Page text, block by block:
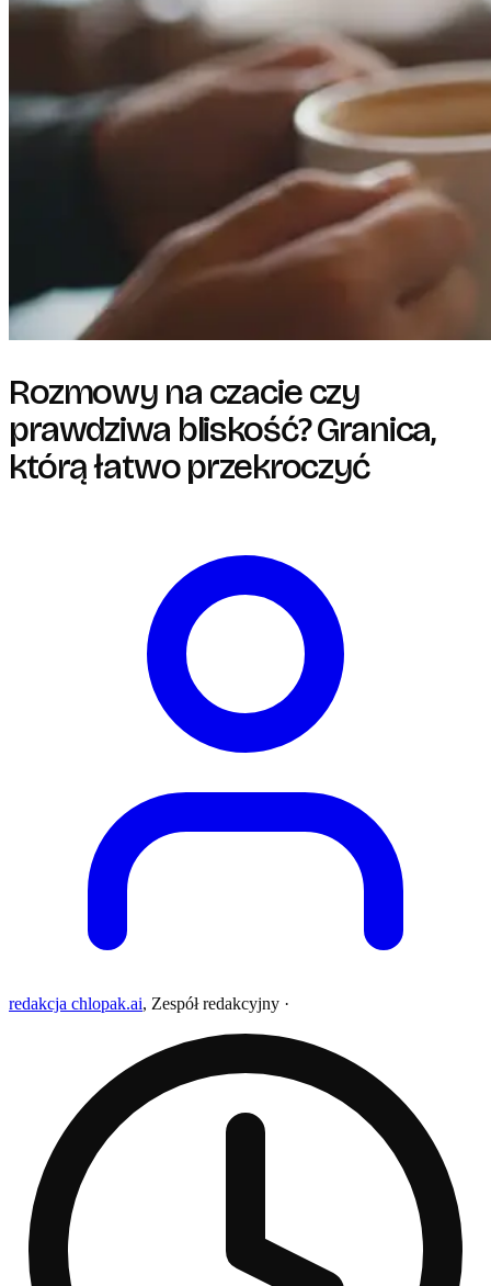
Rozmowy na czacie czy
prawdziwa bliskość? Granica,
którą łatwo przekroczyć
redakcja chlopak.ai, Zespół redakcyjny ·